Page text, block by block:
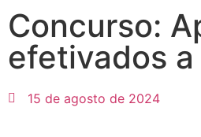
Concurso:
efetivados
15 de agosto de 2024